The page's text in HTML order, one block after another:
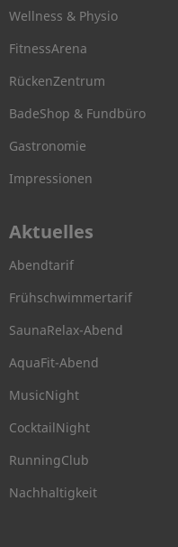
Wellness & Physio
FitnessArena
RückenZentrum
BadeShop & Fundbüro
Gastronomie
Impressionen
Aktuelles
Abendtarif
Frühschwimmertarif
SaunaRelax-Abend
AquaFit-Abend
MusicNight
CocktailNight
RunningClub
Nachhaltigkeit